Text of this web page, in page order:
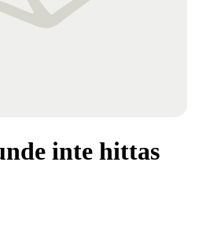
inte hittas